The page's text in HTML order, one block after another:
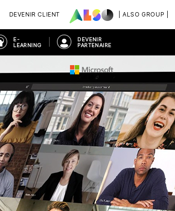
| ALSO GROUP |
DEVENIR CLIENT
E-
LEARNING
DEVENIR
PARTENAIRE